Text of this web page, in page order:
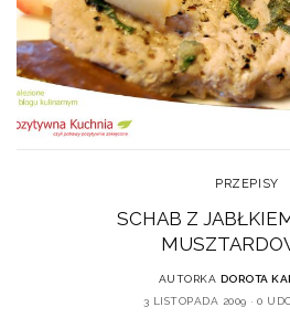
PRZEPISY
SCHAB Z
AUTORKA DOROTA
3 LISTOPADA 2009
0